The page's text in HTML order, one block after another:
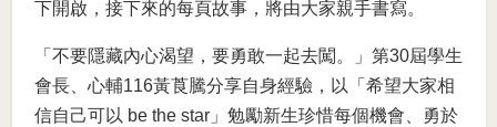
下開啟，接下來的每頁故事，將由大家親手書寫。
「不要隱藏內心渴望，要勇敢一起去闖。」第30屆學生
會長、心輔116黃莨騰分享自身經驗，以「希望大家相
信自己可以 be the star」勉勵新生珍惜每個機會、勇於